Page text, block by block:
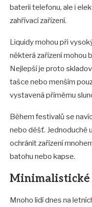
baterii telefonu, ale i
zahřívací zařízení.
Liquidy mohou při
některá zařízení mohou
Nejlepší je proto
tašce nebo menším
vystavená přímému
Během festivalů se
nebo déšť. Jednoduché
ochránit zařízení
batohu nebo kapse.
Minimalistické
Mnoho lidí dnes na